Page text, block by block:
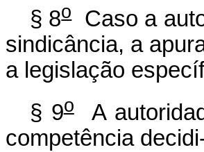
§ 8oCaso a
sindicância, a
a legislação
§ 9oA
competência